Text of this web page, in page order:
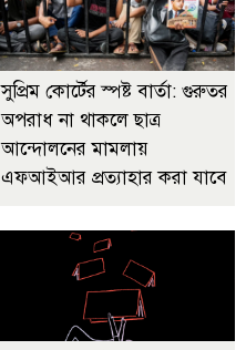
সুপ্রিম কোর্টের স্পষ্ট বার্তা: গুরুতর
অপরাধ না থাকলে ছাত্র
আন্দোলনের মামলায়
এফআইআর প্রত্যাহার করা যাবে